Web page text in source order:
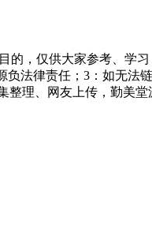
，仅供大家参考、学
法律责任；3：如无法
整理、网友上传，勤美